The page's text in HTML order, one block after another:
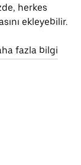
herkes
ekleyebilir.
fazla bilgi